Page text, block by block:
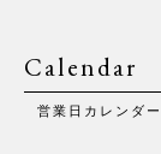
Calendar
営業日カレンダー